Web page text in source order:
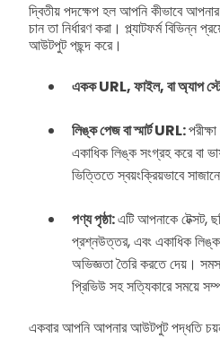
দ্বিতীয় পদক্ষেপ হল আপনি কীভাবে
চান তা নির্ধারণ করা। প্ল্যাটফর্ম বিভিন্ন
আউটপুট পছন্দ করে।
একক URL, ফাইল, বা অ্যাপ
লিঙ্ক পেজ বা স্মার্ট URL:
একাধিক লিঙ্ক সংগ্রহ করে বা
ভিত্তিতে স্বয়ংক্রিয়ভাবে
পণ্য পৃষ্ঠা:এটি আপনাকে টেক্সট,
প্রশ্নউত্তর, এবং একাধিক লিঙ্ক
অভিজ্ঞতা তৈরি করতে দেয়।
প্রিভিউ সহ সত্যিকারে সময়ে
একবার আপনি আপনার আউটপুট পদ্ধতি